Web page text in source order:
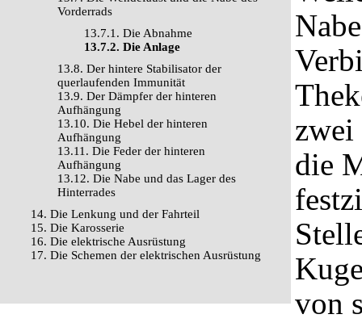
Vorderrads
13.7.1. Die Abnahme
13.7.2. Die Anlage
13.8. Der hintere Stabilisator der
querlaufenden Immunität
13.9. Der Dämpfer der hinteren
Aufhängung
13.10. Die Hebel der hinteren
Aufhängung
13.11. Die Feder der hinteren
Aufhängung
13.12. Die Nabe und das Lager des
Hinterrades
14. Die Lenkung und der Fahrteil
15. Die Karosserie
16. Die elektrische Ausrüstung
17. Die Schemen der elektrischen Ausrüstung
zwei
die
von